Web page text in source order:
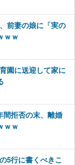
前妻の娘に「実の
ｗｗ
園に送迎して家に
間拒否の末、離婚
ｗｗ
5行に書くべきこ